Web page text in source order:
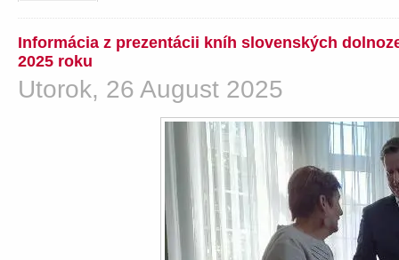
Informácia z prezentácii kníh slovenských
2025 roku
Utorok, 26 August 2025